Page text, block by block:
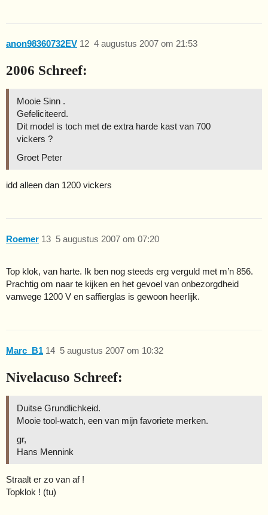
anon98360732EV 4 augustus 2007 om 21:53
12
2006 Schreef:
Mooie Sinn .
Gefeliciteerd.
Dit model is toch met de extra harde kast van 700
vickers ?
Groet Peter
idd alleen dan 1200 vickers
Roemer 5 augustus 2007 om 07:20
13
Top klok, van harte. Ik ben nog steeds erg verguld met m’n 856.
Prachtig om naar te kijken en het gevoel van onbezorgdheid
vanwege 1200 V en saffierglas is gewoon heerlijk.
Marc_B1 5 augustus 2007 om 10:32
14
Nivelacuso Schreef:
Duitse Grundlichkeid.
Mooie tool-watch, een van mijn favoriete merken.
gr,
Hans Mennink
Straalt er zo van af !
Topklok ! (tu)